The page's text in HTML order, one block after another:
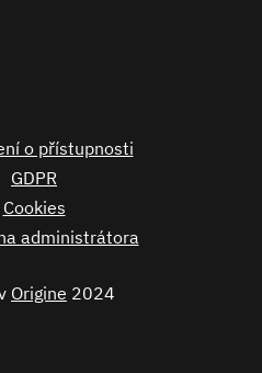
o přístupnosti
GDPR
Cookies
administrátora
Origine 2024